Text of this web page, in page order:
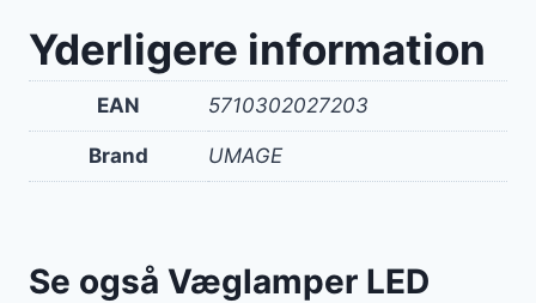
Yderligere information
EAN 5710302027203
Brand UMAGE
Se også Væglamper LED